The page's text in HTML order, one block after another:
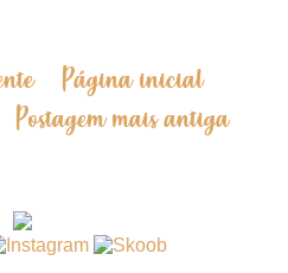
Postagem mais antiga
Página inicial